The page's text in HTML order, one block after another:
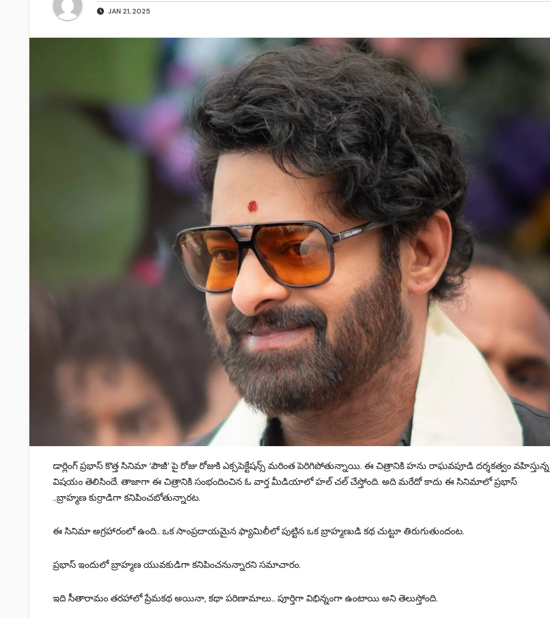
JAN 21, 2025
డార్లింగ్ ప్రభాస్ కొత్త సినిమా ‘పౌజీ’ పై రోజు రోజుకి ఎక్సపెక్టేషన్స్ మరింత పెరిగిపోతున్నాయి. ఈ చిత్రానికి హను రాఘవపూడి ద‌ర్శ‌కత్వం వహిస్తున్న
విషయం తెలిసిందే. తాజాగా ఈ చిత్రానికి సంభందించిన ఓ వార్త మీడియాలో హల్ చల్ చేస్తోంది. అది మరేదో కాదు ఈ సినిమాలో ప్రభాస్
..బ్రాహ్మణ కుర్రాడిగా కనిపించబోతున్నారట.
ఈ సినిమా అగ్రహారంలో ఉంది.. ఒక సాంప్రదాయమైన ఫ్యామిలీలో పుట్టిన ఒక బ్రాహ్మణుడి కథ చుట్టూ తిరుగుతుందంట.
ప్రభాస్ ఇందులో బ్రాహ్మణ యువకుడిగా కనిపించనున్నారని సమాచారం.
ఇది సీతారామం తరహాలో ప్రేమకథ అయినా, కథా పరిణామాలు.. పూర్తిగా విభిన్నంగా ఉంటాయి అని తెలుస్తోంది.